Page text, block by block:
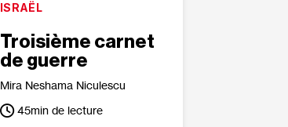
ISRAËL
Troisième carnet
de guerre
Mira Neshama Niculescu
45min de lecture